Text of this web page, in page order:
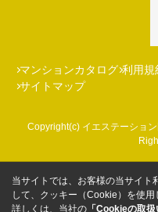
マンションカタログ 利用規
サイトマップ
Copyright(c) イエステーショ
当サイトでは、お客様の当サイト
して、クッキー（Cookie）を使用
詳しくは、当社の 「Cookieの取扱